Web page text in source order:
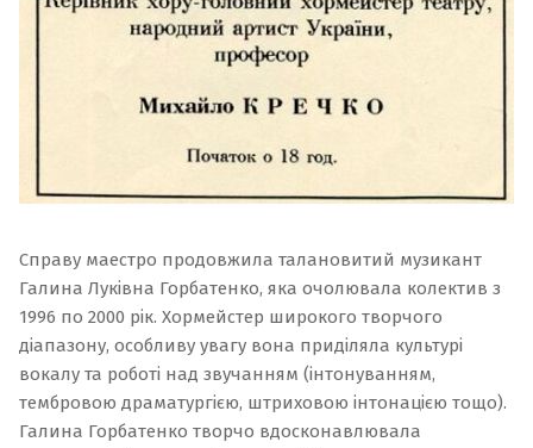
Справу маестро продовжила талановитий музикант
Галина Луківна Горбатенко, яка очолювала колектив з
1996 по 2000 рік. Хормейстер широкого творчого
діапазону, особливу увагу вона приділяла культурі
вокалу та роботі над звучанням (інтонуванням,
тембровою драматургією, штриховою інтонацією тощо).
Галина Горбатенко творчо вдосконавлювала